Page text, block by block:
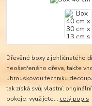
Dřevěné boxy z jehličnatého
neošetřeného dřeva, takže
ubrouskovou techniku
tak získá svůj vlastní,
pokoje, využijete... celý popis